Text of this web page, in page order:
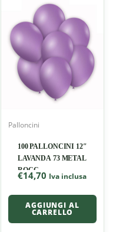
Palloncini
100 PALLONCINI 12″
LAVANDA 73 METAL
ROCC
€14,70 Iva inclusa
AGGIUNGI AL
CARRELLO